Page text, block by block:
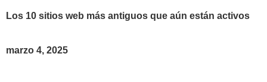
Los 10 sitios web más antiguos que aún están activos
marzo 4, 2025